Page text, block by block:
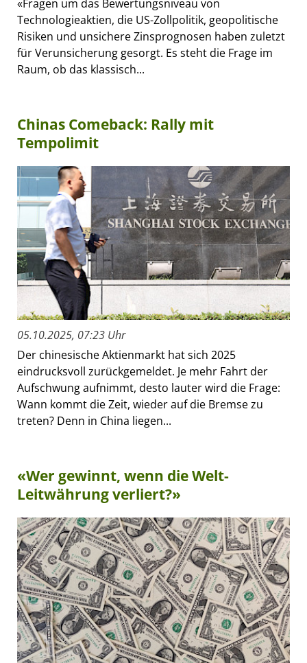
«Fragen um das Bewertungsniveau von
Technologieaktien, die US-Zollpolitik, geopolitische
Risiken und unsichere Zinsprognosen haben zuletzt
für Verunsicherung gesorgt. Es steht die Frage im
Raum, ob das klassisch...
Chinas Comeback: Rally mit
Tempolimit
05.10.2025, 07:23 Uhr
Der chinesische Aktienmarkt hat sich 2025
eindrucksvoll zurückgemeldet. Je mehr Fahrt der
Aufschwung aufnimmt, desto lauter wird die Frage:
Wann kommt die Zeit, wieder auf die Bremse zu
treten? Denn in China liegen...
«Wer gewinnt, wenn die Welt-
Leitwährung verliert?»